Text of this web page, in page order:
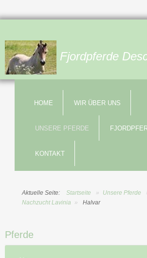
Fjordpferde
HOME WIR ÜBER UNS
UNSERE PFERDE
KONTAKT
Aktuelle Seite: Startseite » Unsere Pferde
Nachzucht Lavinia » Halvar
Pferde